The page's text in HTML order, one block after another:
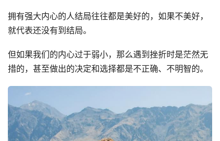
拥有强大内心的人结局往往都是美好的，如果不美好，
就代表还没有到结局。
但如果我们的内心过于弱小，那么遇到挫折时是茫然无
措的，甚至做出的决定和选择都是不正确、不明智的。